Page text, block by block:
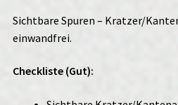
Sichtbare Spuren – Kratzer/
einwandfrei.
Checkliste (Gut):